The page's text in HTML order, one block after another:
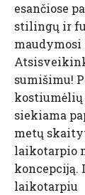
esančiose
stilingų ir
sumišimu!
siekiama
metų
laikotarpio
koncepciją.
laikotarpiu